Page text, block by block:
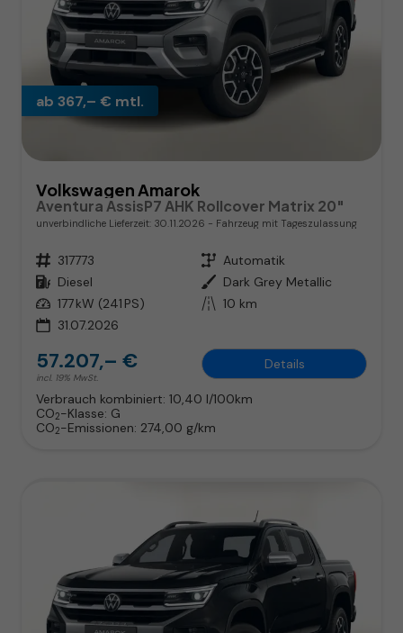
ab 367,– € mtl.
Volkswagen Amarok
Aventura AssisP7 AHK Rollcover Matrix 20"
unverbindliche Lieferzeit: 30.11.2026 Fahrzeug mit Tageszulassung
Fahrzeugnr. 317773 Getriebe Automatik
Kraftstoff Diesel Außenfarbe Dark Grey Metallic
Leistung 177 kW (241 PS) Kilometerstand 10 km
31.07.2026
57.207,– €
incl. 19% MwSt.
Details
Verbrauch kombiniert: 10,40 l/100km
CO2-Klasse: G
CO2-Emissionen: 274,00 g/km